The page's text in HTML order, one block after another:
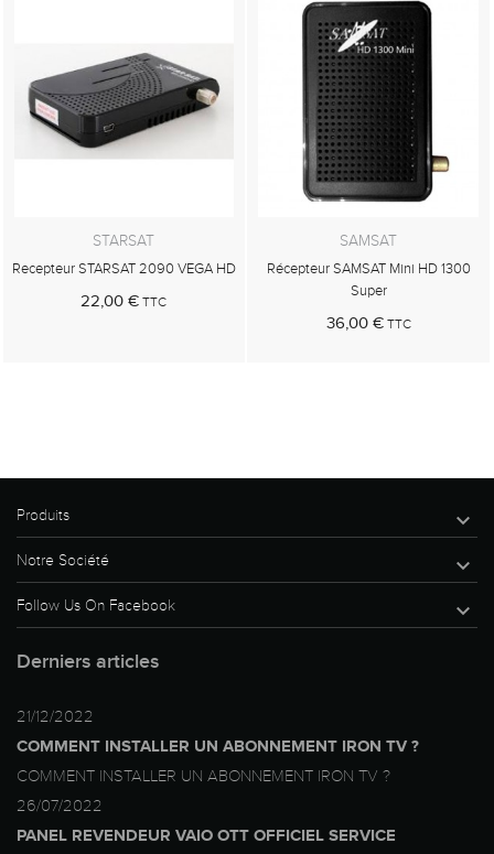
STARSAT
Recepteur STARSAT 2090 VEGA HD
22,00 € TTC
SAMSAT
Récepteur SAMSAT Mini HD 1300
Super
36,00 €TTC
Produits 
Notre Société 
Follow Us On Facebook 
Derniers articles
21/12/2022
COMMENT INSTALLER UN ABONNEMENT IRON TV ?
COMMENT INSTALLER UN ABONNEMENT IRON TV ?
26/07/2022
PANEL REVENDEUR VAIO OTT OFFICIEL SERVICE